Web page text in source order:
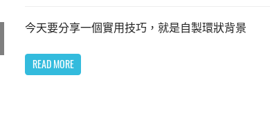
今天要分享一個實用技巧，就是自製環狀背景
READ MORE